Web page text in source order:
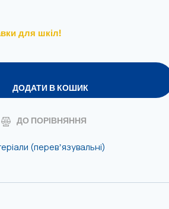
для шкіл!
ДОДАТИ В КОШИК
ДО ПОРІВНЯННЯ
(перевʼязувальні)